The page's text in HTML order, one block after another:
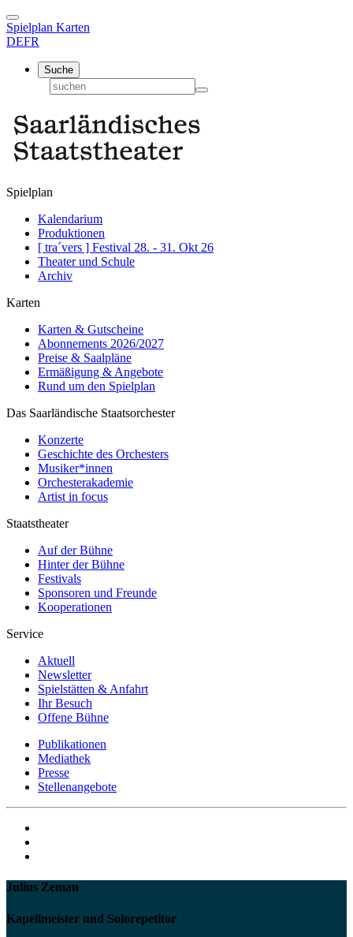
Spielplan Karten
DEFR
Suche
Spielplan
Kalendarium
Produktionen
[ tra´vers ] Festival 28. - 31. Okt 26
Theater und Schule
Archiv
Karten
Karten & Gutscheine
Abonnements 2026/2027
Preise & Saalpläne
Ermäßigung & Angebote
Rund um den Spielplan
Das Saarländische Staatsorchester
Konzerte
Geschichte des Orchesters
Musiker*innen
Orchesterakademie
Artist in focus
Staatstheater
Auf der Bühne
Hinter der Bühne
Festivals
Sponsoren und Freunde
Kooperationen
Service
Aktuell
Newsletter
Spielstätten & Anfahrt
Ihr Besuch
Offene Bühne
Publikationen
Mediathek
Presse
Stellenangebote
Julius Zeman
Kapellmeister und Solorepetitor